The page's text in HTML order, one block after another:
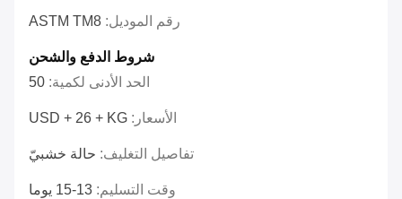
رقم الموديل: ASTM TM8
شروط الدفع والشحن
الحد الأدنى لكمية: 50
الأسعار: USD + 26 + KG
تفاصيل التغليف: حالة خشبيّ
وقت التسليم: 13-15 يوما